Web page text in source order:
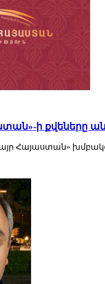
ի քվեները
Հայաստան»